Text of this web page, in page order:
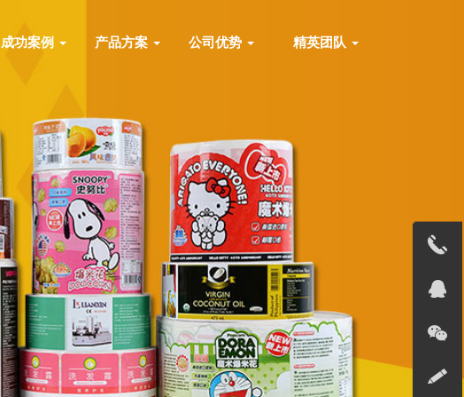
成功案例 产品方案 公司优势 精英团队
在线客服